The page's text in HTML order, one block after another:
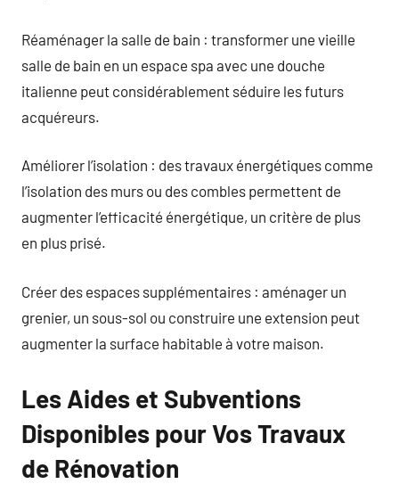
Réaménager la salle de bain : transformer une vieille
salle de bain en un espace spa avec une douche
italienne peut considérablement séduire les futurs
acquéreurs.
Améliorer l’isolation : des travaux énergétiques comme
l’isolation des murs ou des combles permettent de
augmenter l’efficacité énergétique, un critère de plus
en plus prisé.
Créer des espaces supplémentaires : aménager un
grenier, un sous-sol ou construire une extension peut
augmenter la surface habitable à votre maison.
Les Aides et Subventions
Disponibles pour Vos Travaux
de Rénovation